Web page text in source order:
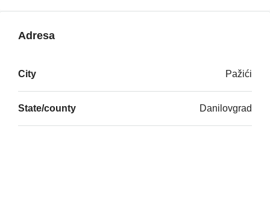
Adresa
City Pažići
State/county Danilovgrad